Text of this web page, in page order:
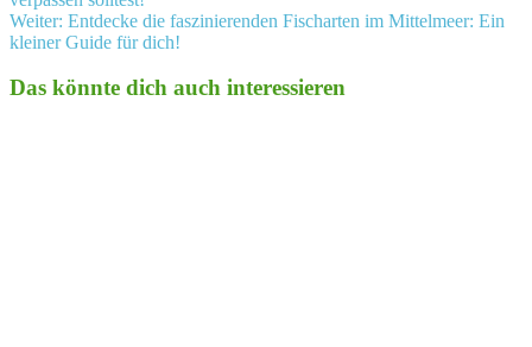
Weiter: Entdecke die faszinierenden Fischarten im Mittelmeer: Ein
kleiner Guide für dich!
Das könnte dich auch interessieren